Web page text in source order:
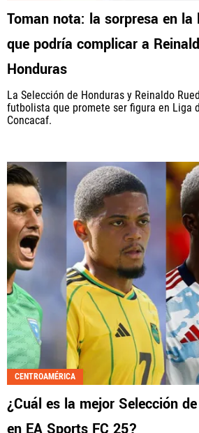
Toman nota: la sorpresa en
que podría complicar a
Honduras
La Selección de Honduras y Reinaldo
futbolista que promete ser figura en Liga
Concacaf.
CENTROAMÉRICA
¿Cuál es la mejor Selección